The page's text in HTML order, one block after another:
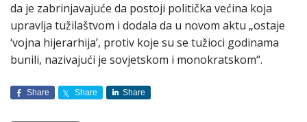
da je zabrinjavajuće da postoji politička većina koja
upravlja tužilaštvom i dodala da u novom aktu „ostaje
‘vojna hijerarhija’, protiv koje su se tužioci godinama
bunili, nazivajući je sovjetskom i monokratskom“.
Share Share Share